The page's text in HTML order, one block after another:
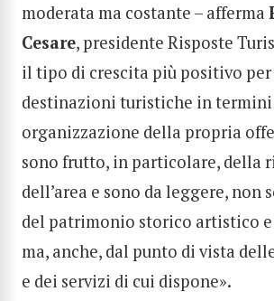
moderata ma costante – afferma
Cesare, presidente Risposte
il tipo di crescita più positivo per
destinazioni turistiche in
organizzazione della propria
sono frutto, in particolare, della
dell’area e sono da leggere, non
del patrimonio storico artistico
ma, anche, dal punto di vista
e dei servizi di cui dispone».